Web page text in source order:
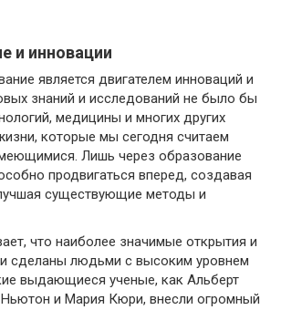
и инновации
является двигателем инноваций и
знаний и исследований не было бы
медицины и многих других
которые мы сегодня считаем
Лишь через образование
продвигаться вперед, создавая
существующие методы и
что наиболее значимые открытия и
сделаны людьми с высоким уровнем
выдающиеся ученые, как Альберт
и Мария Кюри, внесли огромный